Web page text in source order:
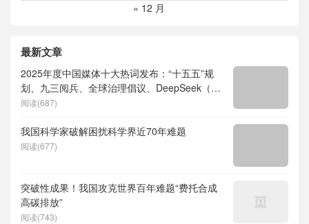
« 12 月
最新文章
2025年度中国媒体十大热词发布：“十五五”规
划、九三阅兵、全球治理倡议、DeepSeek（深
度求索）、人形机器人、苏超、票根经济、育
阅读(687)
我国科学家破解困扰科学界近70年难题
阅读(677)
突破性成果！我国攻克世界百年难题“费托合成
高碳排放”
阅读(743)